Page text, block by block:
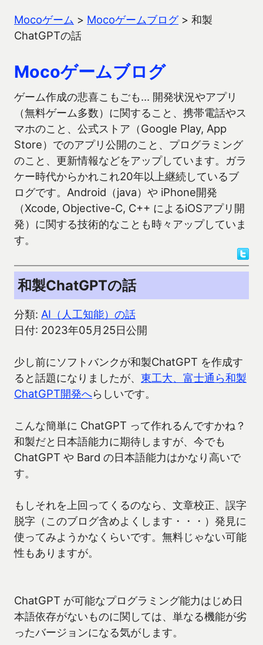
Mocoゲーム > Mocoゲームブログ> 和製
ChatGPTの話
Mocoゲームブログ
ゲーム作成の悲喜こもごも… 開発状況やアプリ
（無料ゲーム多数）に関すること、携帯電話やス
マホのこと、公式ストア（Google Play, App
Store）でのアプリ公開のこと、プログラミング
のこと、更新情報などをアップしています。ガラ
ケー時代からかれこれ20年以上継続しているブ
ログです。Android（java）や iPhone開発
（Xcode, Objective-C, C++ によるiOSアプリ開
発）に関する技術的なことも時々アップしていま
す。
和製ChatGPTの話
分類: AI（人工知能）の話
日付: 2023年05月25日公開
少し前にソフトバンクが和製ChatGPT を作成す
ると話題になりましたが、 東工大、富士通ら和製
ChatGPT開発へらしいです。
こんな簡単に ChatGPT って作れるんですかね？
和製だと日本語能力に期待しますが、今でも
ChatGPT や Bard の日本語能力はかなり高いで
す。
もしそれを上回ってくるのなら、文章校正、誤字
脱字（このブログ含めよくします・・・）発見に
使ってみようかなくらいです。無料じゃない可能
性もありますが。
ChatGPT が可能なプログラミング能力はじめ日
本語依存がないものに関しては、単なる機能が劣
ったバージョンになる気がします。